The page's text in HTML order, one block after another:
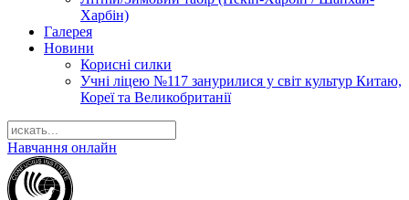
Харбін)
Галерея
Новини
Корисні силки
Учні ліцею №117 занурилися у світ культур Китаю,
Кореї та Великобританії
Навчання онлайн